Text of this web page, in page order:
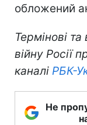
обложений
Термінові
війну Росії
каналі РБК-
Не